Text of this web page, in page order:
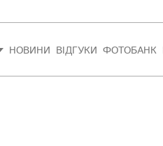
НОВИНИ ВІДГУКИ ФОТОБАНК